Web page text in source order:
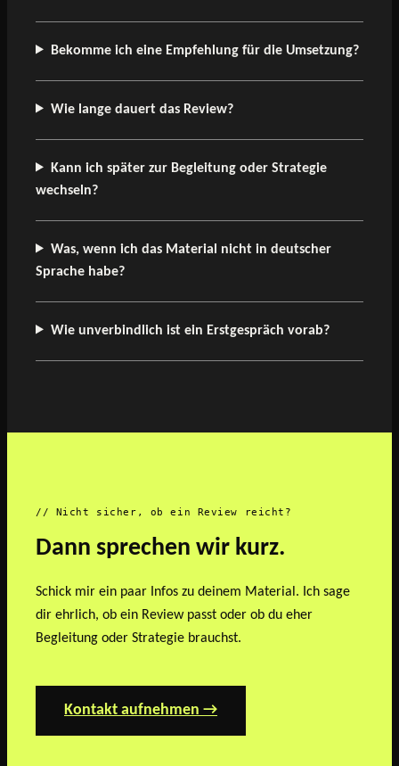
Bekomme ich eine Empfehlung für die Umsetzung?
Wie lange dauert das Review?
Kann ich später zur Begleitung oder Strategie
wechseln?
Was, wenn ich das Material nicht in deutscher
Sprache habe?
Wie unverbindlich ist ein Erstgespräch vorab?
// Nicht sicher, ob ein Review reicht?
Dann sprechen wir kurz.
Schick mir ein paar Infos zu deinem Material. Ich sage
dir ehrlich, ob ein Review passt oder ob du eher
Begleitung oder Strategie brauchst.
Kontakt aufnehmen →